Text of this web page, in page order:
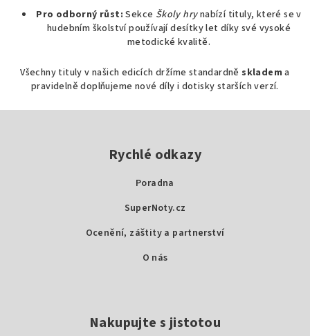
i
s
u
Pro odborný růst: Sekce Školy hrynabízí tituly, které se v
hudebním školství používají desítky let díky své vysoké
metodické kvalitě.
Všechny tituly v našich edicích držíme standardněskladem a
pravidelně doplňujeme nové díly i dotisky starších verzí.
Rychlé odkazy
Poradna
SuperNoty.cz
Ocenění, záštity a partnerství
O nás
Nakupujte s jistotou